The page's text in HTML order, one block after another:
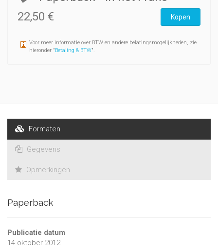
22,50 €
Kopen
Voor meer informatie over BTW en andere belatingsmogelijkheden, zie
hieronder "Betaling & BTW".
Formaten
Gegevens
Opmerkingen
Paperback
Publicatie datum
14 oktober 2012